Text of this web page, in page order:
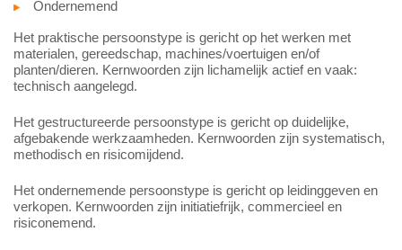
Ondernemend
Het praktische persoonstype is gericht op het werken met
materialen, gereedschap, machines/voertuigen en/of
planten/dieren. Kernwoorden zijn lichamelijk actief en vaak:
technisch aangelegd.
Het gestructureerde persoonstype is gericht op duidelijke,
afgebakende werkzaamheden. Kernwoorden zijn systematisch,
methodisch en risicomijdend.
Het ondernemende persoonstype is gericht op leidinggeven en
verkopen. Kernwoorden zijn initiatiefrijk, commercieel en
risiconemend.